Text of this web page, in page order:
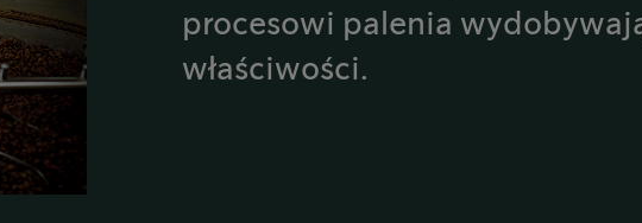
procesowi palenia
właściwości.